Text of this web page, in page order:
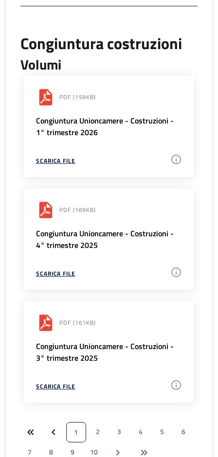
Congiuntura costruzioni
Volumi
PDF (159KB)
Congiuntura Unioncamere - Costruzioni -
1° trimestre 2026
SCARICA FILE
PDF (169KB)
Congiuntura Unioncamere - Costruzioni -
4° trimestre 2025
SCARICA FILE
PDF (161KB)
Congiuntura Unioncamere - Costruzioni -
3° trimestre 2025
SCARICA FILE
1 2 3 4 5
6
7
8 9 10